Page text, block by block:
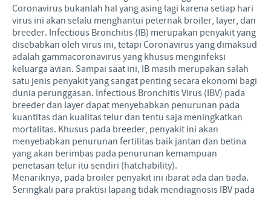
Coronavirus bukanlah hal yang asing lagi karena setiap hari
virus ini akan selalu menghantui peternak broiler, layer, dan
breeder. Infectious Bronchitis (IB) merupakan penyakit yang
disebabkan oleh virus ini, tetapi Coronavirus yang dimaksud
adalah gammacoronavirus yang khusus menginfeksi
keluarga avian. Sampai saat ini, IB masih merupakan salah
satu jenis penyakit yang sangat penting secara ekonomi bagi
dunia perunggasan. Infectious Bronchitis Virus (IBV) pada
breeder dan layer dapat menyebabkan penurunan pada
kuantitas dan kualitas telur dan tentu saja meningkatkan
mortalitas. Khusus pada breeder, penyakit ini akan
menyebabkan penurunan fertilitas baik jantan dan betina
yang akan berimbas pada penurunan kemampuan
penetasan telur itu sendiri (hatchability).
Menariknya, pada broiler penyakit ini ibarat ada dan tiada.
Seringkali para praktisi lapang tidak mendiagnosis IBV pada